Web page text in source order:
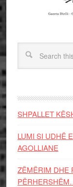
SHPALLET
LUMI SI UDHË
AGOLLIANE
ZËMËRIM DHE